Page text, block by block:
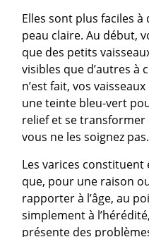
Elles sont plus faciles à
peau claire. Au début,
que des petits
visibles que d’autres à
n’est fait, vos
une teinte bleu-vert
relief et se transformer
vous ne les soignez pas.
Les varices
que, pour une raison
rapporter à l’âge, au
simplement à
présente des